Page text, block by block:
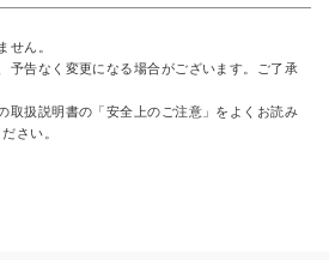
ん。
予告なく変更になる場合がございます。ご了承
取扱説明書の「安全上のご注意」をよくお読み
さい。